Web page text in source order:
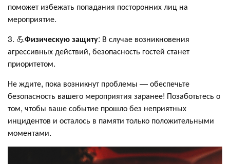
поможет избежать попадания посторонних лиц на
мероприятие.
3. 💪Физическую защиту: В случае возникновения
агрессивных действий, безопасность гостей станет
приоритетом.
Не ждите, пока возникнут проблемы — обеспечьте
безопасность вашего мероприятия заранее! Позаботьтесь о
том, чтобы ваше событие прошло без неприятных
инцидентов и осталось в памяти только положительными
моментами.